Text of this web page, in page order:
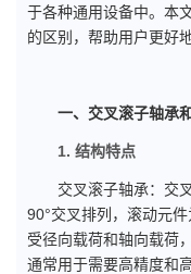
于各种通用设备中。本
的区别，帮助用户更好
一、交叉滚子轴承和
1. 结构特点
交叉滚子轴承：交叉
90°交叉排列，滚动元
受径向载荷和轴向载荷
通常用于需要高精度和